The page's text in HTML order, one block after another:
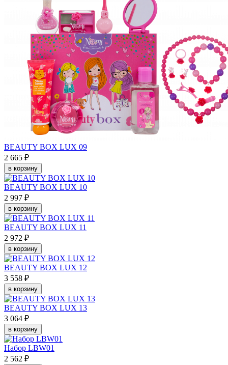
BEAUTY BOX LUX 09
2 665 ₽
в корзину
BEAUTY BOX LUX 10
2 997 ₽
в корзину
BEAUTY BOX LUX 11
2 972 ₽
в корзину
BEAUTY BOX LUX 12
3 558 ₽
в корзину
BEAUTY BOX LUX 13
3 064 ₽
в корзину
Набор LBW01
2 562 ₽